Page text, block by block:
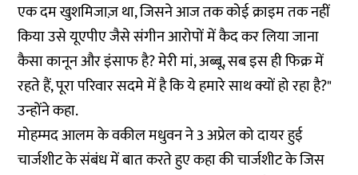
एक दम खुशमिजाज़ था, जिसने आज तक कोई क्राइम तक नहीं
किया उसे यूएपीए जैसे संगीन आरोपों में कैद कर लिया जाना
कैसा कानून और इंसाफ है? मेरी मां, अब्बू, सब इस ही फिक्र में
रहते हैं, पूरा परिवार सदमे में है कि ये हमारे साथ क्यों हो रहा है?"
उन्होंने कहा.
मोहम्मद आलम के वकील मधुवन ने 3 अप्रेल को दायर हुई
चार्जशीट के संबंध में बात करते हुए कहा की चार्जशीट के जिस